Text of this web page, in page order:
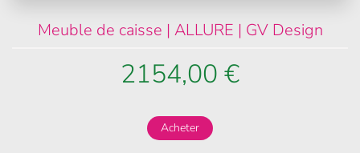
Meuble de caisse | ALLURE | GV Design
2154,00 €
Acheter